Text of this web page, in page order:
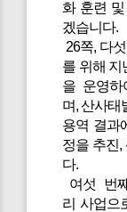
화 훈련
겠습니다.
26쪽, 다
를 위해 지
을 운영하
며, 산사태
용역 결과
정을 추진,
다.
여섯 번
리 사업으